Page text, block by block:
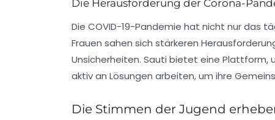
Die Herausforderung der Corona-
Die COVID-19-Pandemie hat nicht nur das
Frauen sahen sich stärkeren
Unsicherheiten. Sauti bietet eine Plattform,
aktiv an Lösungen arbeiten, um ihre
Die Stimmen der Jugend